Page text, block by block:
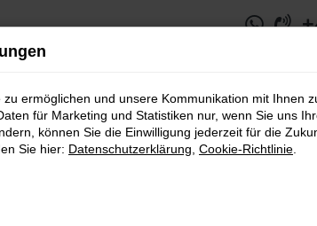
ermöglichen und unsere Kommunikation mit Ihnen
für Marketing und Statistiken nur, wenn Sie uns
können Sie die Einwilligung jederzeit für die
Sie hier: Datenschutzerklärung Cookie-Richtlinie